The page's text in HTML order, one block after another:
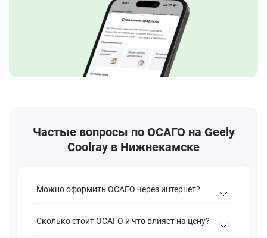
Частые вопросы по ОСАГО на Geely
Coolray в Нижнекамске
Можно оформить ОСАГО через интернет?
Сколько стоит ОСАГО и что влияет на цену?